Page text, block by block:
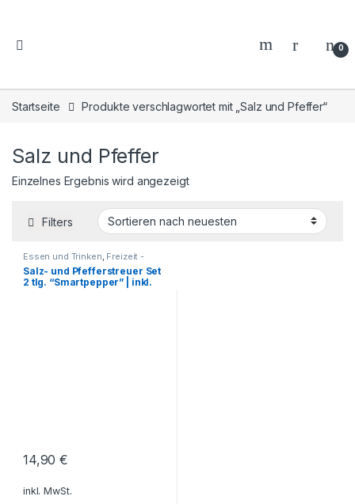
0
Startseite Produkte verschlagwortet mit „Salz und Pfeffer“
Salz und Pfeffer
Einzelnes Ergebnis wird angezeigt
Filters
Essen und Trinken, Freizeit -
Reisen - Camping - Outdoor ,
Geschenkideen,Grillzubehör,
Haushalt und Deko,Küche -
Haushalt - Deko
Salz- und Pfefferstreuer Set
2 tlg. “Smartpepper” | inkl.
14,90€
inkl. MwSt.